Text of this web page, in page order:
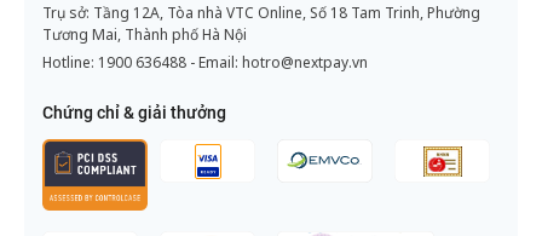
Trụ sở: Tầng 12A, Tòa nhà VTC Online, Số 18 Tam Trinh, Phường
Tương Mai, Thành phố Hà Nội
Hotline: 1900 636488 - Email: hotro@nextpay.vn
Chứng chỉ & giải thưởng